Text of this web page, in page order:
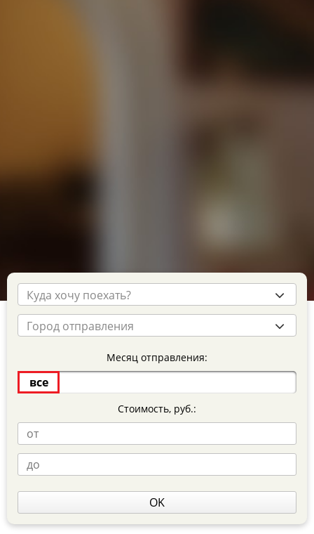
Куда хочу поехать?
Город отправления
Месяц отправления:
все
Стоимость, руб.:
OK